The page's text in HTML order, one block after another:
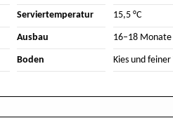
Serviertemperatur 15,5 °C
Ausbau 16–18 Monate
Boden Kies und feiner